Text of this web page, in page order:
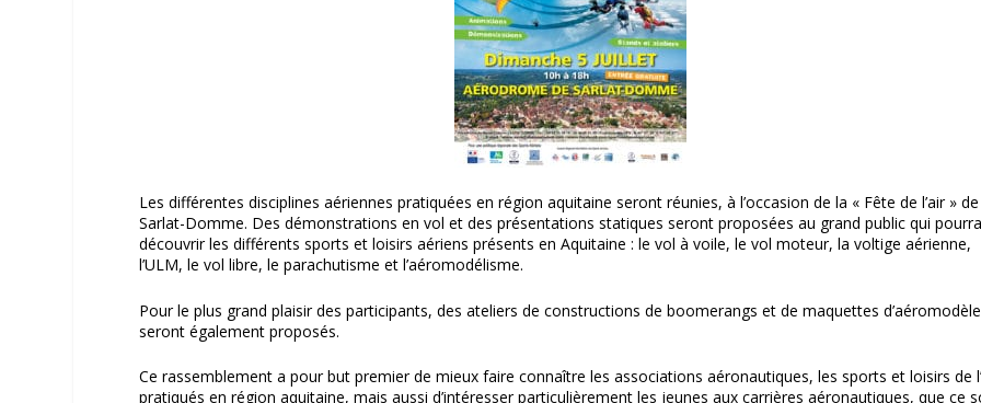
Les différentes disciplines aériennes pratiquées en région aquitaine seront réunies, à l’occasion de la « Fête de l’air » de
Sarlat-Domme. Des démonstrations en vol et des présentations statiques seront proposées au grand public qui
découvrir les différents sports et loisirs aériens présents en Aquitaine : le vol à voile, le vol moteur, la voltige aérienne,
l’ULM, le vol libre, le parachutisme et l’aéromodélisme.
Pour le plus grand plaisir des participants, des ateliers de constructions de boomerangs et de maquettes
seront également proposés.
Ce rassemblement a pour but premier de mieux faire connaître les associations aéronautiques, les sports et loisirs de
pratiqués en région aquitaine, mais aussi d’intéresser particulièrement les jeunes aux carrières aéronautiques, que ce